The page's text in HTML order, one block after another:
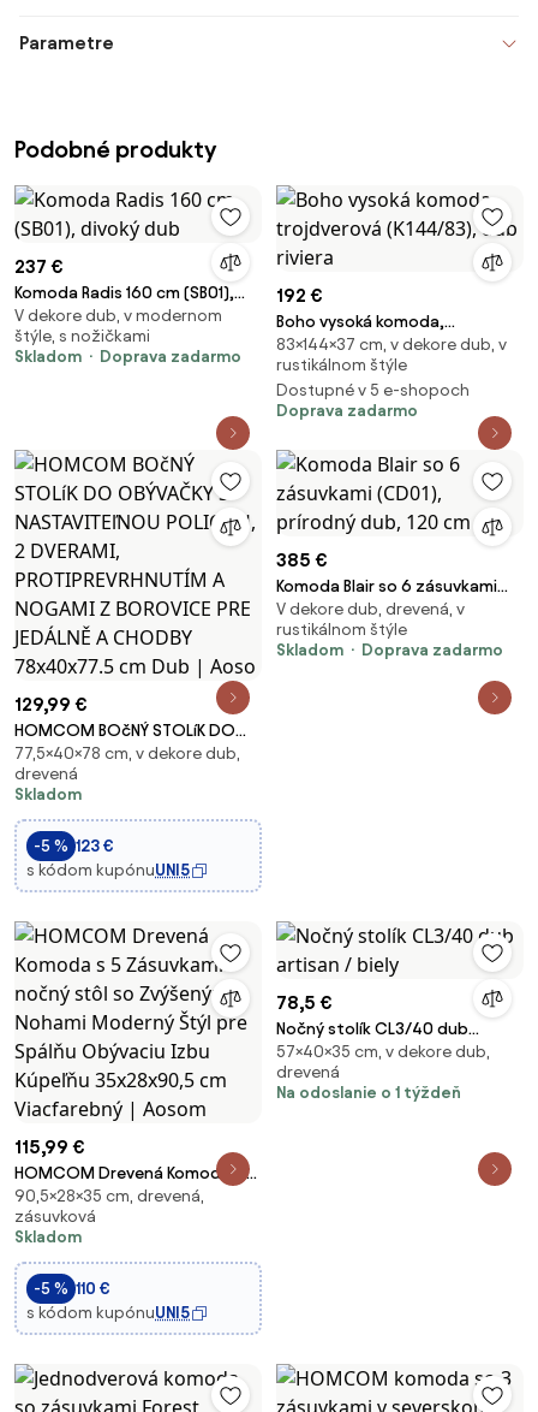
Parametre
Podobné produkty
237 €
Komoda Radis 160 cm (SB01),
divoký dub
V dekore dub, v modernom
štýle, s nožičkami
Skladom
Doprava zadarmo
192 €
Boho vysoká komoda,
trojdverová (K144/83), dub
riviera
83×144×37 cm, v dekore dub, v
rustikálnom štýle
Dostupné v 5 e-shopoch
Doprava zadarmo
129,99 €
HOMCOM BOčNÝ STOLíK DO
OBÝVAČKY S NASTAVITEľNOU
POLICOU, 2 DVERAMI,
PROTIPREVRHNUTÍM A NOGAMI Z
BOROVICE PRE JEDÁLNĚ A
CHODBY 78x40x77.5 cm Dub |
Aoso
77,5×40×78 cm, v dekore dub,
drevená
Skladom
-5 % 123 €
s kódom kupónuUNI5
385 €
Komoda Blair so 6 zásuvkami
(CD01), prírodný dub, 120 cm
V dekore dub, drevená, v
rustikálnom štýle
Skladom
Doprava zadarmo
115,99 €
HOMCOM Drevená Komoda s 5
Zásuvkami nočný stôl so
Zvýšenými Nohami Moderný
Štýl pre Spálňu Obývaciu Izbu
Kúpeľňu 35x28x90,5 cm
Viacfarebný | Aosom
90,5×28×35 cm, drevená,
zásuvková
Skladom
-5 % 110 €
s kódom kupónuUNI5
78,5 €
Nočný stolík CL3/40 dub
artisan / biely
57×40×35 cm, v dekore dub,
drevená
Na odoslanie o 1 týždeň